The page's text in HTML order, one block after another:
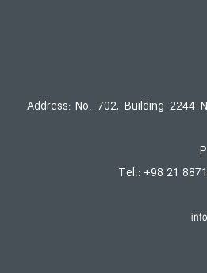
Address: No. 702, Building 2244
Tel.: +98 21